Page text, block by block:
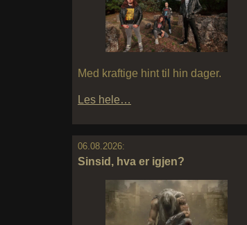
Med kraftige hint til hin dager.
Les hele…
06.08.2026:
Sinsid, hva er igjen?